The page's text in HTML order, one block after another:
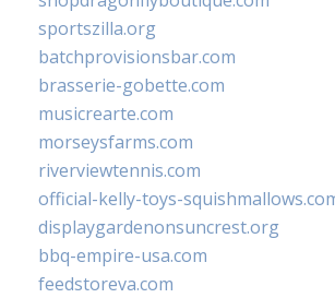
sportszilla.org
batchprovisionsbar.com
brasserie-gobette.com
musicrearte.com
morseysfarms.com
riverviewtennis.com
official-kelly-toys-
displaygardenonsuncrest.org
bbq-empire-usa.com
feedstoreva.com